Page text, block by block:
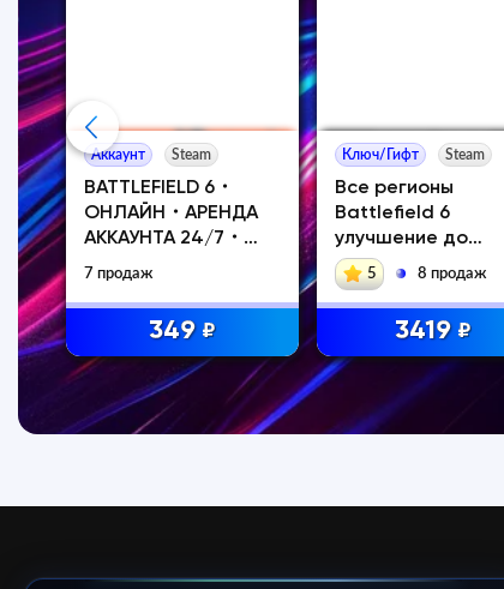
Аккаунт Steam
BATTLEFIELD 6・
ОНЛАЙН・АРЕНДА
АККАУНТА 24/7・
STEAM・PC・
7 продаж
349 ₽
Ключ/Гифт Steam
Все регионы
Battlefield 6
улучшение до
Phantom Steam
5 8 продаж
3419 ₽